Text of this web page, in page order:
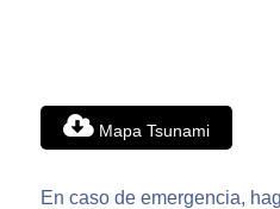
Mapa Tsunami
En caso de emergencia,